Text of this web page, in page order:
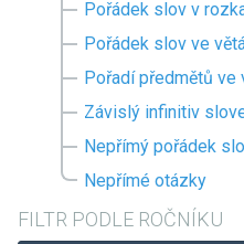
Pořádek slov v
Pořádek slov ve
Pořadí předmětů ve
Závislý infinitiv
Nepřímý pořádek
Nepřímé otázky
FILTR PODLE ROČNÍKU